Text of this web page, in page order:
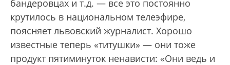
бандеровцах и т.д. — все это постоянно
крутилось в национальном телеэфире,
поясняет львовский журналист. Хорошо
известные теперь «титушки» — они тоже
продукт пятиминуток ненависти: «Они ведь и